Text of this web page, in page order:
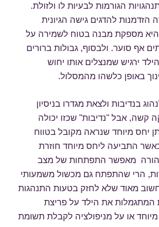
הגורמות לבעיות לו ולזולת.
להדגים גישה הגיונית
היא מספקת מבנה בטוח לשמירה על
אף סוער. ולבסוף, גבולות ברורים
ירגיש שמנצלים אותו יחוש
באופן כלשהו מהמסלול.
בנדיבות ולצאת מגדרו בניסיון
קשה, אבל "נדיבות" שכזו יכולה
יחס מיוחד שנראה מקובל בטווח
כאשר התביעה ליחס מיוחד חוזרת
מאפשר התפתחות של מצב
הרי שהתפתח גם מכשול משמעותי
חשוב מאוד שלא לחזק בטעות התנהגות
המתגמלות את הילד על פריצת
מיוחד או על מניפולציה לקבלת תשומת